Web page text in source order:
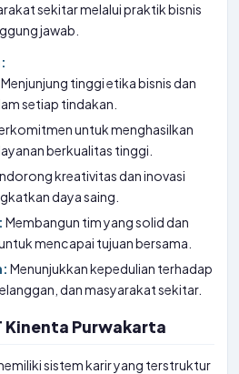
sekitar melalui praktik bisnis
jawab.
Menjunjung tinggi etika bisnis dan
setiap tindakan.
untuk menghasilkan
berkualitas tinggi.
kreativitas dan inovasi
daya saing.
Membangun tim yang solid dan
mencapai tujuan bersama.
Menunjukkan kepedulian terhadap
dan masyarakat sekitar.
Kinenta Purwakarta
sistem karir yang terstruktur